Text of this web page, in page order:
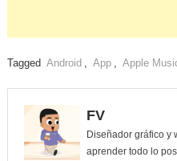
Tagged Android App Apple
FV
Diseñador gráfico y
aprender todo lo